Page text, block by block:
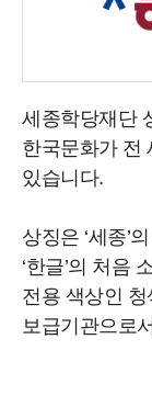
세종학당재단
한국문화가 전
있습니다.
상징은 ‘세종’
‘한글’의 처음
전용 색상인
보급기관으로